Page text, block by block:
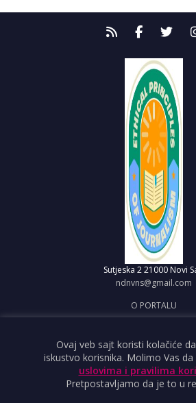
Sutjeska 2 21000 Novi
ndnvns@gmail.com
O PORTALU
OBJAVI VEST
USLOVI KORIŠĆENJA
Ovaj veb sajt koristi kolačiće
iskustvo korisnika. Molimo Vas
uslovima i pravilima
Pretpostavljamo da je to u